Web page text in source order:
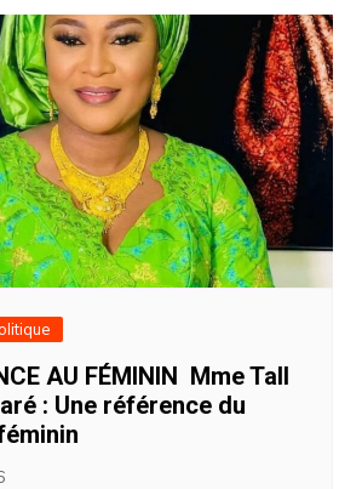
AU FÉMININ Mme Tall
: Une référence du